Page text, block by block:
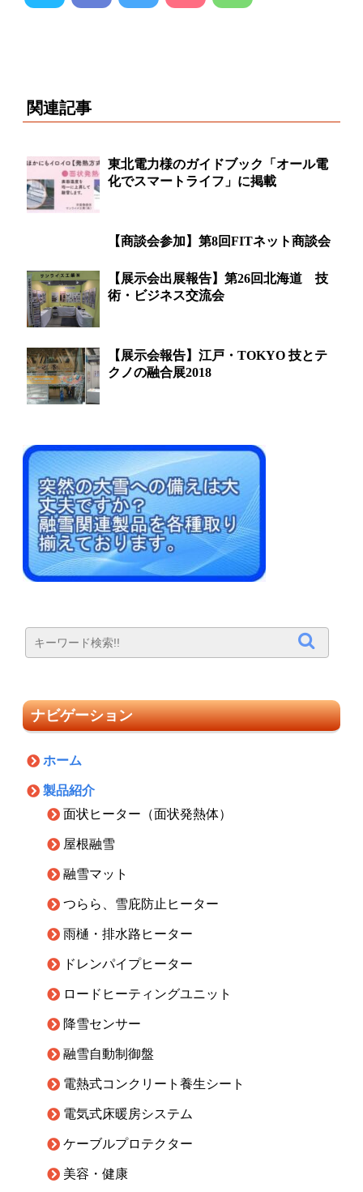
関連記事
東北電力様のガイドブック「オール電
化でスマートライフ」に掲載
【商談会参加】第8回FITネット商談会
【展示会出展報告】第26回北海道 技
術・ビジネス交流会
【展示会報告】江戸・TOKYO 技とテ
クノの融合展2018
ナビゲーション
ホーム
製品紹介
面状ヒーター（面状発熱体）
屋根融雪
融雪マット
つらら、雪庇防止ヒーター
雨樋・排水路ヒーター
ドレンパイプヒーター
ロードヒーティングユニット
降雪センサー
融雪自動制御盤
電熱式コンクリート養生シート
電気式床暖房システム
ケーブルプロテクター
美容・健康